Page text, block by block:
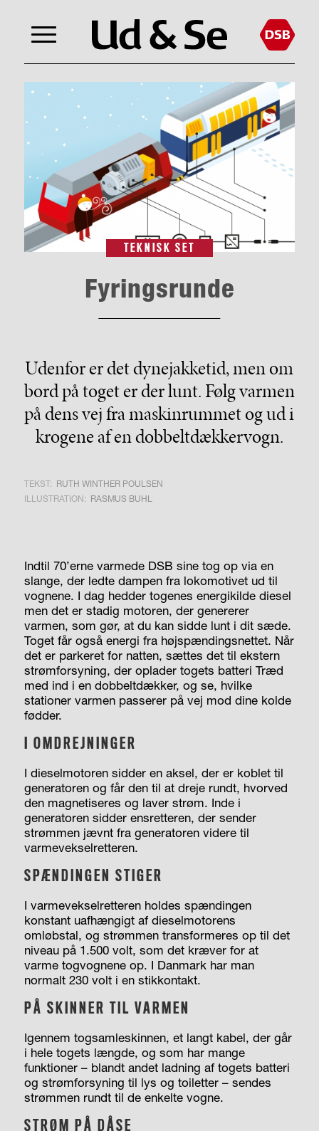
TEKNISK SET
Fyringsrunde
Udenfor er det dynejakketid, men om
bord på toget er der lunt. Følg varmen
på dens vej fra maskinrummet og ud i
krogene af en dobbeltdækkervogn.
TEKST: RUTH WINTHER POULSEN
ILLUSTRATION: RASMUS BUHL
Indtil 70’erne varmede DSB sine tog op via en
slange, der ledte dampen fra lokomotivet ud til
vognene. I dag hedder togenes energikilde diesel
men det er stadig motoren, der genererer
varmen, som gør, at du kan sidde lunt i dit sæde.
Toget får også energi fra højspændingsnettet. Når
det er parkeret for natten, sættes det til ekstern
strømforsyning, der oplader togets batteri Træd
med ind i en dobbeltdækker, og se, hvilke
stationer varmen passerer på vej mod dine kolde
fødder.
I OMDREJNINGER
I dieselmotoren sidder en aksel, der er koblet til
generatoren og får den til at dreje rundt, hvorved
den magnetiseres og laver strøm. Inde i
generatoren sidder ensretteren, der sender
strømmen jævnt fra generatoren videre til
varmevekselretteren.
SPÆNDINGEN STIGER
I varmevekselretteren holdes spændingen
konstant uafhængigt af dieselmotorens
omløbstal, og strømmen transformeres op til det
niveau på 1.500 volt, som det kræver for at
varme togvognene op. I Danmark har man
normalt 230 volt i en stikkontakt.
PÅ SKINNER TIL VARMEN
Igennem togsamleskinnen, et langt kabel, der går
i hele togets længde, og som har mange
funktioner – blandt andet ladning af togets batteri
og strømforsyning til lys og toiletter – sendes
strømmen rundt til de enkelte vogne.
STRØM PÅ DÅSE